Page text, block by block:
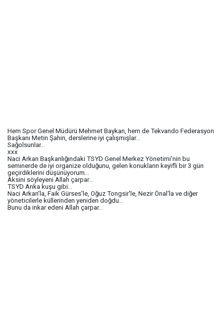
Hem Spor Genel Müdürü Mehmet Baykan, hem de Tekvando Federasyon
Başkanı Metin Şahin, derslerine iyi çalışmışlar...
Sağolsunlar...
xxx
Naci Arkan Başkanlığındaki TSYD Genel Merkez Yönetimi'nin bu
seminerde de iyi organize olduğunu, gelen konukların keyifli bir 3 gün
geçirdiklerini düşünüyorum...
Aksini söyleyeni Allah çarpar...
TSYD Anka kuşu gibi...
Naci Arkan'la, Faik Gürses'le, Oğuz Tongsir'le, Nezir Önal'la ve diğer
yöneticilerle küllerinden yeniden doğdu...
Bunu da inkar edeni Allah çarpar...